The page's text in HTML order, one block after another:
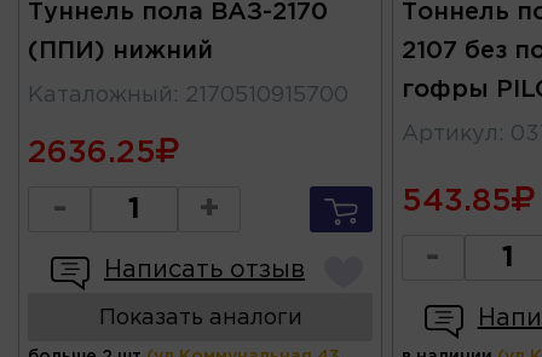
Туннель пола ВАЗ-2170
(ППИ) нижний
Каталожный : 2170510915700
2636.25
- +
Написать отзыв
Показать аналоги
Тоннель
2107 без
гофры
Артикул :
543.85
-